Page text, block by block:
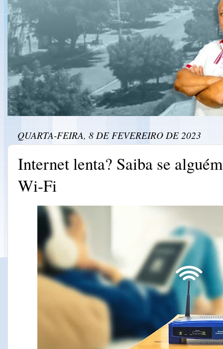
QUARTA-FEIRA, 8 DE FEVEREIRO DE 2023
Internet lenta? Saiba se
Wi-Fi